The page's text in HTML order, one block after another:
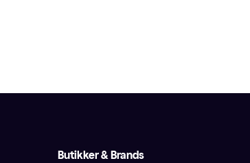
Butikker & Brands